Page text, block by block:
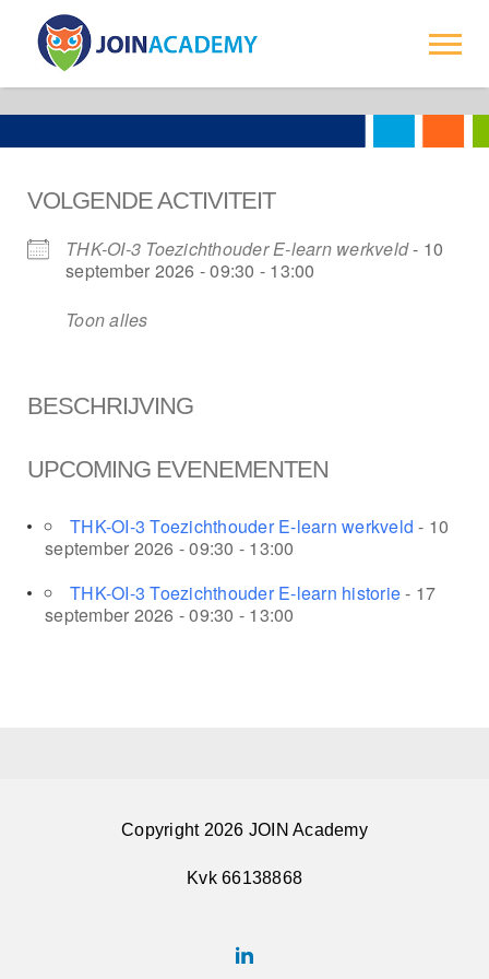
-->
Opdrachtgevers
Contact
VOLGENDE ACTIVITEIT
THK-OI-3 Toezichthouder E-learn werkveld- 10
september 2026 - 09:30 - 13:00
Toon alles
BESCHRIJVING
UPCOMING EVENEMENTEN
THK-OI-3 Toezichthouder E-learn werkveld - 10
september 2026 - 09:30 - 13:00
THK-OI-3 Toezichthouder E-learn historie- 17
september 2026 - 09:30 - 13:00
Copyright 2026 JOIN Academy
Kvk 66138868